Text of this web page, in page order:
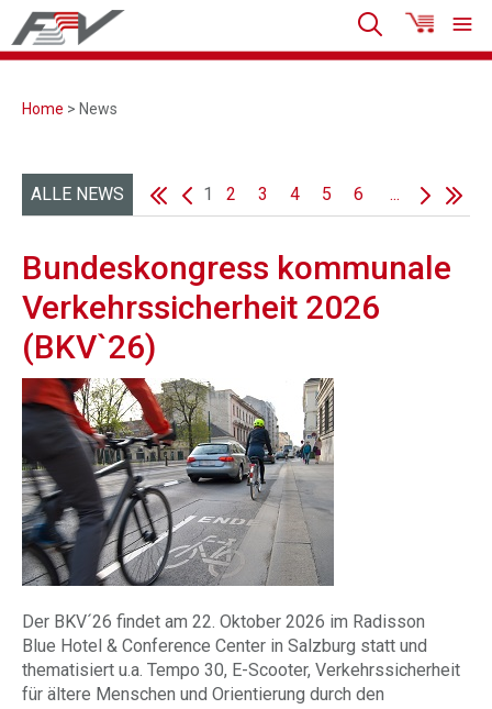
Home > News
ALLE NEWS 1 2 3 4 5 6 ...
Bundeskongress kommunale
Verkehrssicherheit 2026
(BKV`26)
Der BKV´26 findet am 22. Oktober 2026 im Radisson
Blue Hotel & Conference Center in Salzburg statt und
thematisiert u.a. Tempo 30, E-Scooter, Verkehrssicherheit
für ältere Menschen und Orientierung durch den